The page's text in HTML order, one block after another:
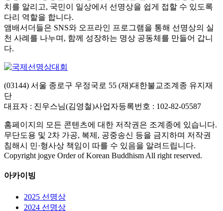
치를 알리고, 국민이 일상에서 선명상을 쉽게 접할 수 있도록
다리 역할을 합니다.
앰배서더들은 SNS와 오프라인 프로그램을 통해 선명상의 실
천 사례를 나누며, 함께 성장하는 명상 공동체를 만들어 갑니
다.
(03144) 서울 종로구 우정국로 55 (재)대한불교조계종 유지재
단
대표자 : 진우스님(김영철)사업자등록번호 : 102-82-05587
홈페이지의 모든 콘텐츠에 대한 저작권은 조계종에 있습니다.
무단도용 및 2차 가공, 복제, 공중송신 등을 금지하며 저작권
침해시 민·형사상 책임이 따를 수 있음을 알려드립니다.
Copyright jogye Order of Korean Buddhism All right reserved.
아카이빙
2025 선명상
2024 선명상